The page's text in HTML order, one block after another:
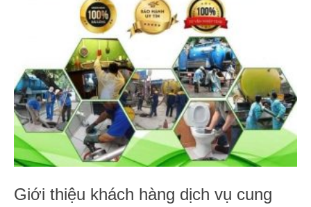
Giới thiệu khách hàng dịch vụ cung